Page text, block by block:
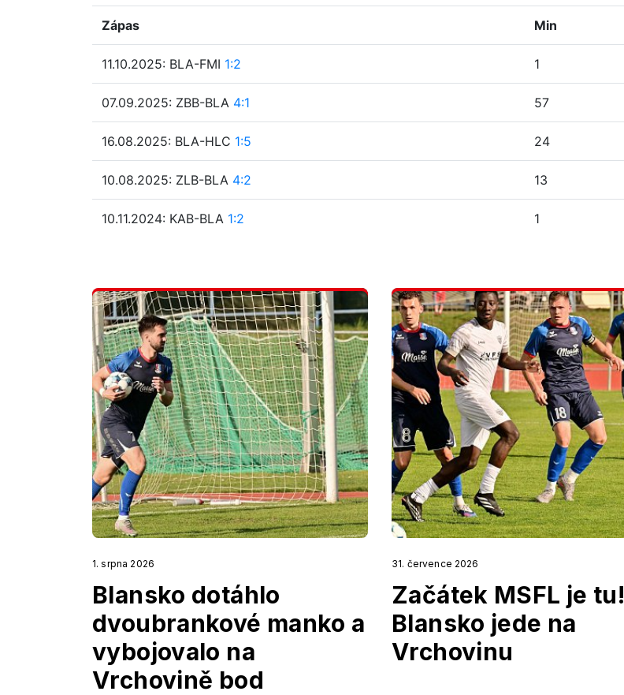
Zápas Min
11.10.2025: BLA-FMI 1:2 1
07.09.2025: ZBB-BLA 4:1 57
16.08.2025: BLA-HLC 1:5 24
10.08.2025: ZLB-BLA 4:2 13
10.11.2024: KAB-BLA 1:2 1
1. srpna 2026
Blansko dotáhlo
dvoubrankové manko a
vybojovalo na
Vrchovině bod
31. července 2026
Začátek MSFL je tu!
Blansko jede na
Vrchovinu